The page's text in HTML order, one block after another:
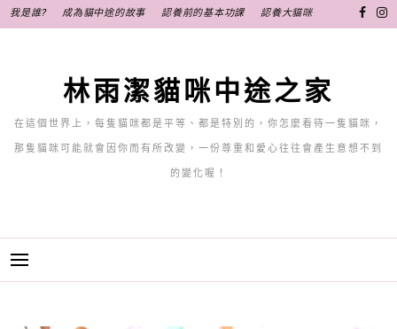
至
我是誰? 成為貓中途的故事 認養前的基本功課 認養大貓咪
林雨潔貓咪中途之家
在這個世界上，每隻貓咪都是平等、都是特別的，你怎麼看待一隻貓咪，
那隻貓咪可能就會因你而有所改變，一份尊重和愛心往往會產生意想不到
的變化喔！